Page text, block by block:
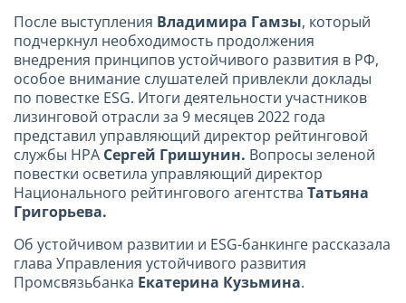
После выступления Владимира Гамзы, который
подчеркнул необходимость продолжения
внедрения принципов устойчивого развития в РФ,
особое внимание слушателей привлекли доклады
по повестке ESG. Итоги деятельности участников
лизинговой отрасли за 9 месяцев 2022 года
представил управляющий директор рейтинговой
службы НРА Сергей Гришунин. Вопросы зеленой
повестки осветила управляющий директор
Национального рейтингового агентства Татьяна
Григорьева.
Об устойчивом развитии и ESG-банкинге рассказала
глава Управления устойчивого развития
Промсвязьбанка Екатерина Кузьмина.